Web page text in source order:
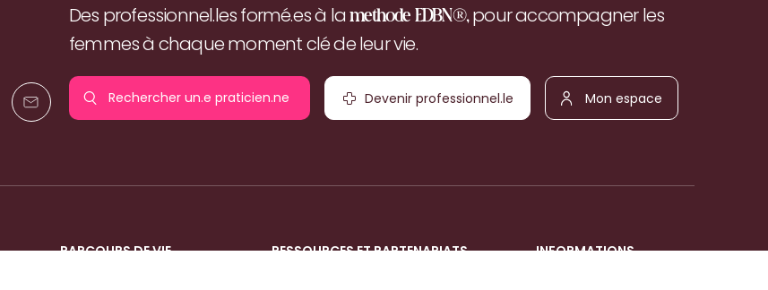
Des professionnel.les formé.es à lamethode EDBN®,pour accompagner les
femmes à chaque moment clé de leur vie.
Rechercher un.e
praticien.ne
Devenir
professionnel.le
Mon
espace
PARCOURS DE VIE
RESSOURCES ET PARTENARIATS
INFORMATIONS